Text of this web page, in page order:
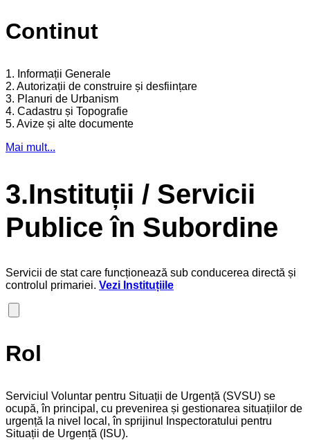
Continut
1. Informații Generale
2. Autorizații de construire și desființare
3. Planuri de Urbanism
4. Cadastru și Topografie
5. Avize și alte documente
Mai mult...
3.Instituții / Servicii
Publice în Subordine
Servicii de stat care funcționează sub conducerea directă și
controlul primariei. Vezi Instituțiile
Rol
Serviciul Voluntar pentru Situații de Urgență (SVSU) se
ocupă, în principal, cu prevenirea și gestionarea situațiilor de
urgență la nivel local, în sprijinul Inspectoratului pentru
Situații de Urgență (ISU).